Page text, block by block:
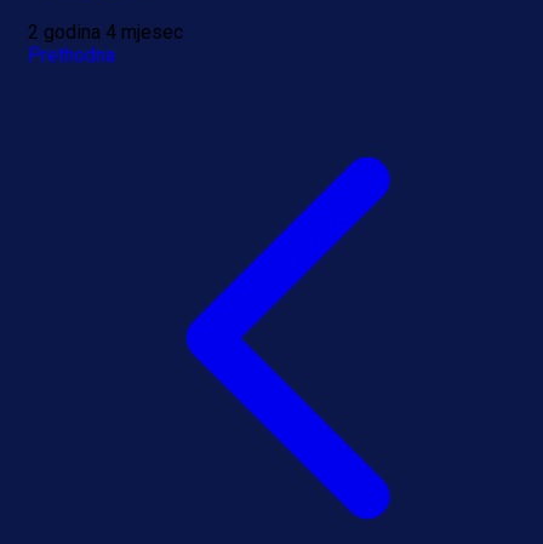
2 godina 4 mjesec
Prethodna